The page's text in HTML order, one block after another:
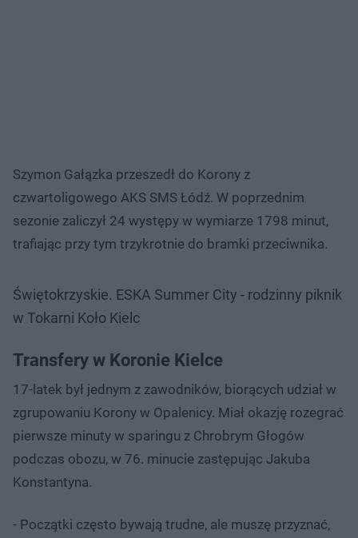
Szymon Gałązka przeszedł do Korony z
czwartoligowego AKS SMS Łódź. W poprzednim
sezonie zaliczył 24 występy w wymiarze 1798 minut,
trafiając przy tym trzykrotnie do bramki przeciwnika.
Świętokrzyskie. ESKA Summer City - rodzinny piknik
w Tokarni Koło Kielc
Transfery w Koronie Kielce
17-latek był jednym z zawodników, biorących udział w
zgrupowaniu Korony w Opalenicy. Miał okazję rozegrać
pierwsze minuty w sparingu z Chrobrym Głogów
podczas obozu, w 76. minucie zastępując Jakuba
Konstantyna.
- Początki często bywają trudne, ale muszę przyznać,